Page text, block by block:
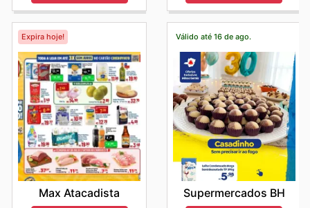
Expira hoje!
Max Atacadista
Válido até 16 de ago.
Supermercados BH